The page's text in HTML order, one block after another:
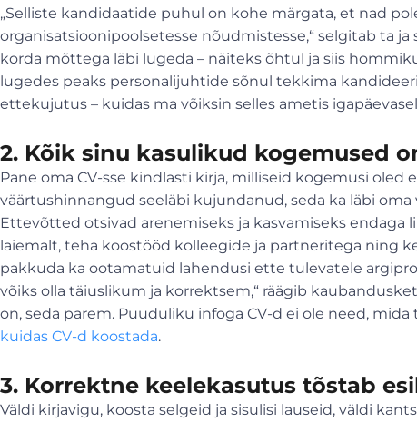
„Selliste kandidaatide puhul on kohe märgata, et nad
organisatsioonipoolsetesse nõudmistesse,“ selgitab ta
korda mõttega läbi lugeda – näiteks õhtul ja siis
lugedes peaks personalijuhtide sõnul tekkima
ettekujutus – kuidas ma võiksin selles ametis
2. Kõik sinu kasulikud kogemused
Pane oma CV-sse kindlasti kirja, milliseid kogemusi oled
väärtushinnangud seeläbi kujundanud, seda ka läbi
Ettevõtted otsivad arenemiseks ja kasvamiseks endaga
laiemalt, teha koostööd kolleegide ja partneritega ning
pakkuda ka ootamatuid lahendusi ette tulevatele
võiks olla täiuslikum ja korrektsem,“ räägib
on, seda parem. Puuduliku infoga CV-d ei ole need, mida
kuidas CV-d koostada.
3. Korrektne keelekasutus tõstab
Väldi kirjavigu, koosta selgeid ja sisulisi lauseid, väldi